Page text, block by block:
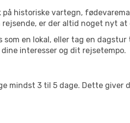
historiske vartegn,
er der altid noget nyt at
som en lokal, eller tag en
interesser og dit rejsetempo.
mindst 3 til 5 dage. Dette